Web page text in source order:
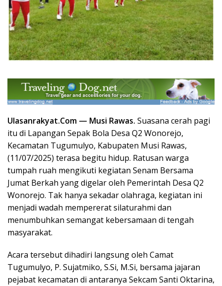
Ulasanrakyat.Com — Musi Rawas. Suasana cerah pagi
itu di Lapangan Sepak Bola Desa Q2 Wonorejo,
Kecamatan Tugumulyo, Kabupaten Musi Rawas,
(11/07/2025) terasa begitu hidup. Ratusan warga
tumpah ruah mengikuti kegiatan Senam Bersama
Jumat Berkah yang digelar oleh Pemerintah Desa Q2
Wonorejo. Tak hanya sekadar olahraga, kegiatan ini
menjadi wadah mempererat silaturahmi dan
menumbuhkan semangat kebersamaan di tengah
masyarakat.
Acara tersebut dihadiri langsung oleh Camat
Tugumulyo, P. Sujatmiko, S.Si, M.Si, bersama jajaran
pejabat kecamatan di antaranya Sekcam Santi Oktarina,